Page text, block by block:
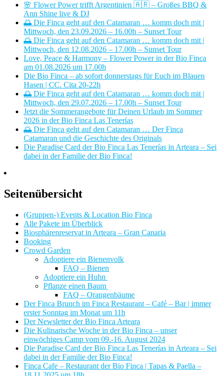
🌸 Flower Power trifft Argentinien 🇦🇷 – Großes BBQ &
Ann Shine live & DJ
🌅 Die Finca geht auf den Catamaran … komm doch mit |
Mittwoch, den 23.09.2026 – 16.00h – Sunset Tour
🌅 Die Finca geht auf den Catamaran … komm doch mit |
Mittwoch, den 12.08.2026 – 17.00h – Sunset Tour
Love, Peace & Harmony – Flower Power in der Bio Finca
am 01.08.2026 um 17.00h
Die Bio Finca – ab sofort donnerstags für Euch im Blauen
Hasen | CC. Cita 20-22h
🌅 Die Finca geht auf den Catamaran … komm doch mit |
Mittwoch, den 29.07.2026 – 17.00h – Sunset Tour
Jetzt die Sommerangebote für Deinen Urlaub im Sommer
2026 in der Bio Finca Las Tenerías
🌅 Die Finca geht auf den Catamaran … Der Finca
Catamaran und die Geschichte des Originals
Die Paradise Card der Bio Finca Las Tenerías in Arteara – Sei
dabei in der Familie der Bio Finca!
Seitenübersicht
(Gruppen-) Events & Location Bio Finca
Alle Pakete im Überblick
Biosphärenreservat in Arteara – Gran Canaria
Booking
Crowd Garden
Adoptiere ein Bienenvolk
FAQ – Bienen
Adoptiere ein Huhn
Pflanze einen Baum
FAQ – Orangenbäume
Der Finca Brunch im Finca Restaurant – Café – Bar | immer
erster Sonntag im Monat um 11h
Der Newsletter der Bio Finca Arteara
Die Kulinarische Woche in der Bio Finca – unser
einwöchiges Camp vom 09.-16. August 2024
Die Paradise Card der Bio Finca Las Tenerías in Arteara – Sei
dabei in der Familie der Bio Finca!
Finca Cafe – Restaurant der Bio Finca | Tapas & Paella –